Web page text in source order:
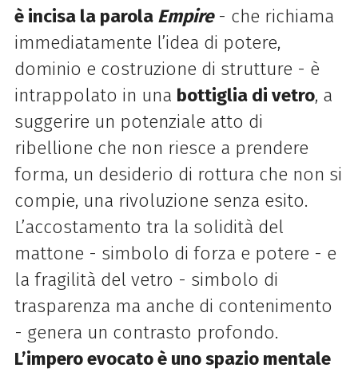
è incisa la parola Empire- che richiama
immediatamente l’idea di potere,
dominio e costruzione di strutture - è
intrappolato in una bottiglia di vetro, a
suggerire un potenziale atto di
ribellione che non riesce a prendere
forma, un desiderio di rottura che non si
compie, una rivoluzione senza esito.
L’accostamento tra la solidità del
mattone - simbolo di forza e potere - e
la fragilità del vetro - simbolo di
trasparenza ma anche di contenimento
- genera un contrasto profondo.
L’impero evocato è uno spazio mentale